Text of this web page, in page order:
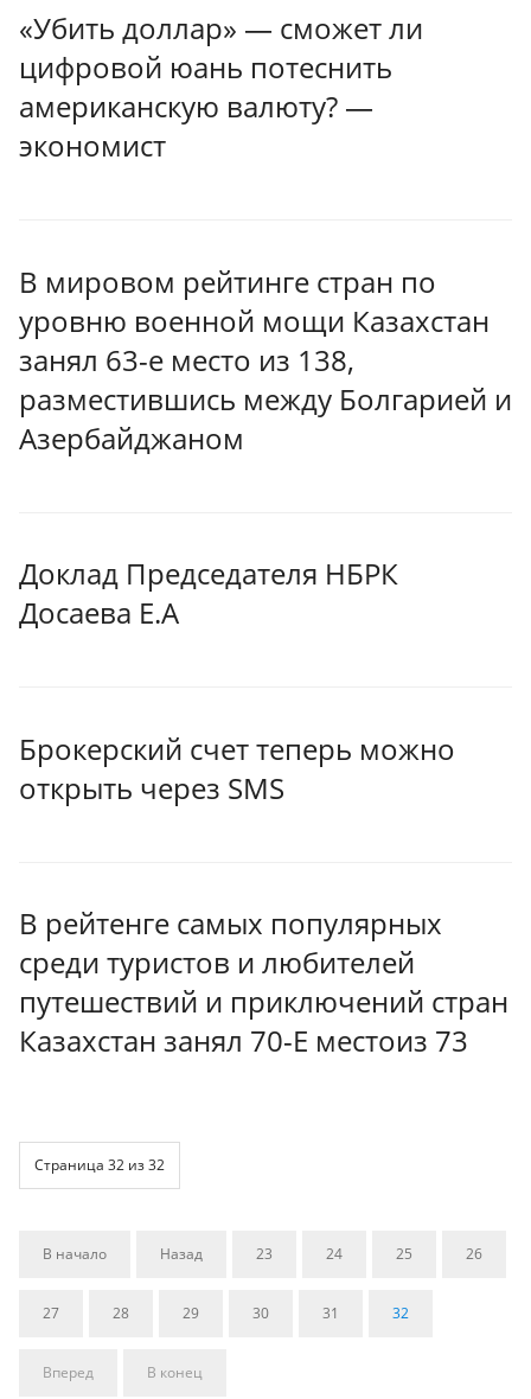
«Убить доллар» — сможет ли
цифровой юань потеснить
американскую валюту? —
экономист
В мировом рейтинге стран по
уровню военной мощи Казахстан
занял 63-е место из 138,
разместившись между Болгарией и
Азербайджаном
Доклад Председателя НБРК
Досаева Е.А
Брокерский счет теперь можно
открыть через SMS
В рейтенге самых популярных
среди туристов и любителей
путешествий и приключений стран
Казахстан занял 70-Е местоиз 73
Страница 32 из 32
В начало Назад 23 24 25 26
27 28 29 30 31 32
Вперед В конец